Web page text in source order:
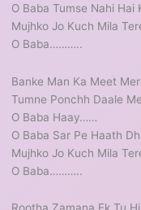
O Baba Tumse Nahi Hai
Mujhko Jo Kuch Mila
O Baba………..
Banke Man Ka Meet
Tumne Ponchh Daale
O Baba Haay……
O Baba Sar Pe Haath
Mujhko Jo Kuch Mila
O Baba………..